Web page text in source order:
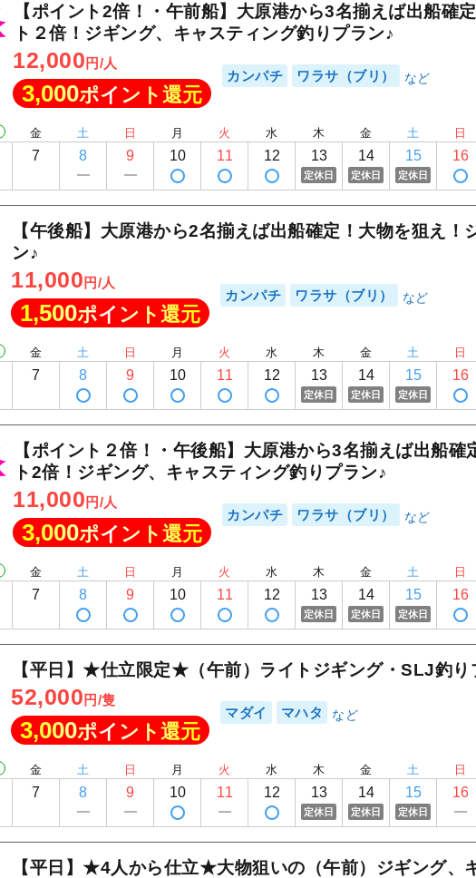
【ポイント2倍！・午前船】大原港から3名揃えば出船確
ト２倍！ジギング、キャスティング釣りプラン♪
12,000 円/人
3,000ポイント還元
カンパチ ワラサ（ブリ）
金
7
土
8
日
9
月
10
火
11
水
12
木
13
定休日
金
14
定休日
土
15
定休日
日
16
【午後船】大原港から2名揃えば出船確定！大物を狙え
ン♪
11,000 円/人
1,500ポイント還元
カンパチ ワラサ（ブリ）
金
7
土
8
日
9
月
10
火
11
水
12
木
13
定休日
金
14
定休日
土
15
定休日
日
16
【ポイント２倍！・午後船】大原港から3名揃えば出船
ト2倍！ジギング、キャスティング釣りプラン♪
11,000 円/人
3,000ポイント還元
カンパチ ワラサ（ブリ）
金
7
土
8
日
9
月
10
火
11
水
12
木
13
定休日
金
14
定休日
土
15
定休日
日
16
【平日】★仕立限定★（午前）ライトジギング・SLJ釣り
52,000 円/隻
3,000ポイント還元
マダイ マハタ
金
7
土
8
日
9
月
10
火
11
水
12
木
13
定休日
金
14
定休日
土
15
定休日
日
16
【平日】★4人から仕立★大物狙いの（午前）ジギング、
1/20